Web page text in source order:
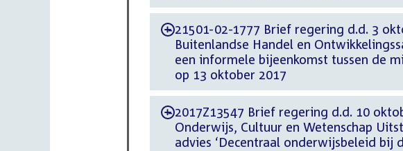
-21501-02-1777 Brief regering d.d. 3
Buitenlandse Handel en
een informele bijeenkomst tussen de
op 13 oktober 2017
-2017Z13547 Brief regering d.d. 10
Onderwijs, Cultuur en Wetenschap
advies ‘Decentraal onderwijsbeleid bij